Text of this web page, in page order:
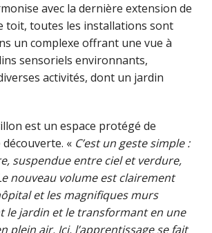
avec la dernière extension de
toit, toutes les installations sont
un complexe offrant une vue à
sensoriels environnants,
activités, dont un jardin
est un espace protégé de
« C’est un geste simple :
suspendue entre ciel et verdure,
nouveau volume est clairement
et les magnifiques murs
le jardin et le transformant en une
plein air. Ici, l’apprentissage se fait